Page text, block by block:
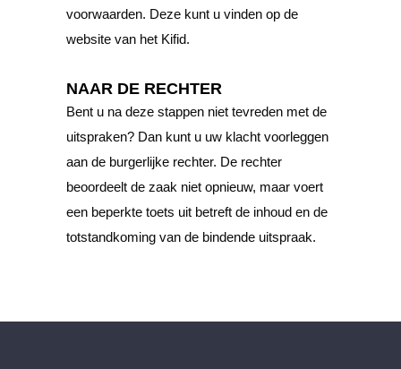
voorwaarden. Deze kunt u vinden op de
website van het Kifid.
NAAR DE RECHTER
Bent u na deze stappen niet tevreden met de
uitspraken? Dan kunt u uw klacht voorleggen
aan de burgerlijke rechter. De rechter
beoordeelt de zaak niet opnieuw, maar voert
een beperkte toets uit betreft de inhoud en de
totstandkoming van de bindende uitspraak.